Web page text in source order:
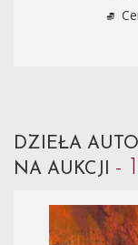
DZIEŁA
NA AUKCJI -